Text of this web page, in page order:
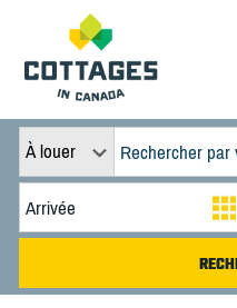
À louer